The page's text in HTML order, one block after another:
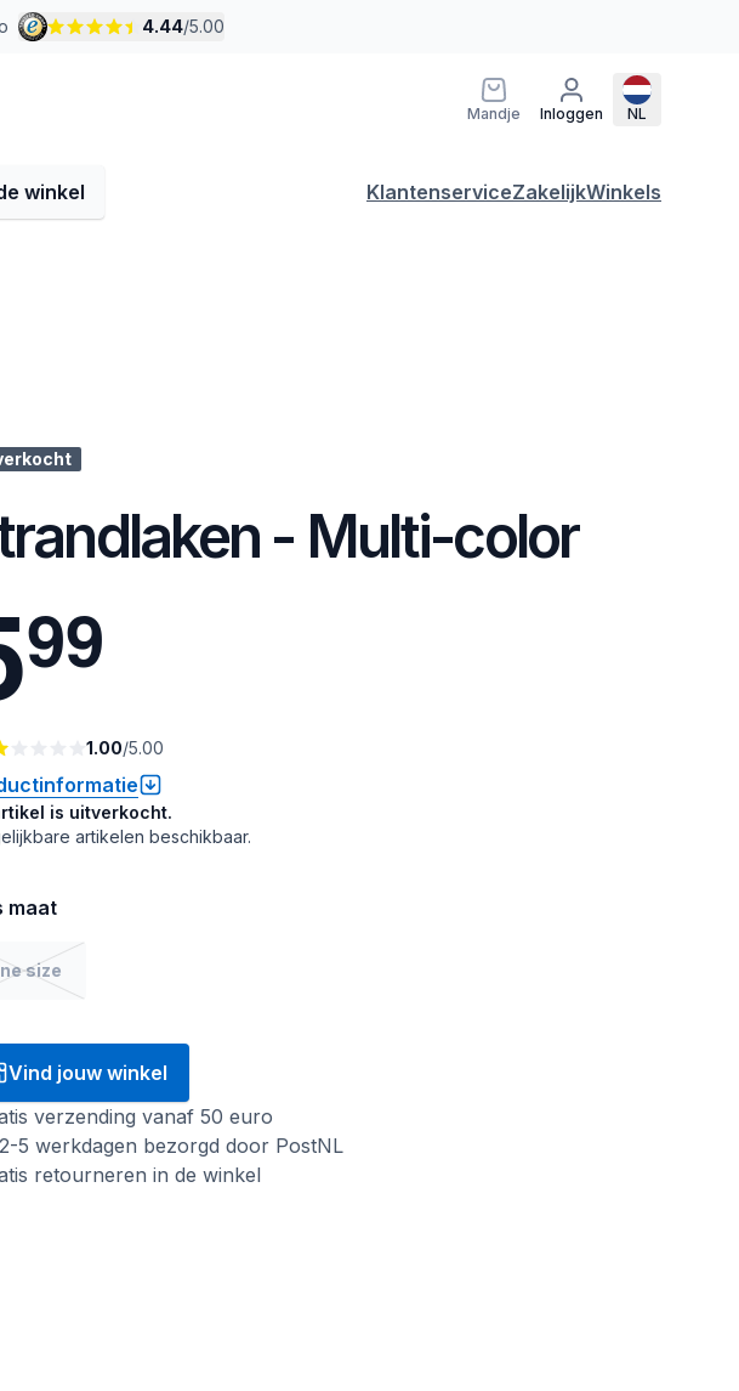
4.44/5.00
Mandje Inloggen NL
winkel KlantenserviceZakelijkWinkels
- Multi-color
99
1.00/5.00
is uitverkocht.
artikelen beschikbaar.
maat
size
Vind jouw winkel
verzending vanaf 50 euro
5 werkdagen bezorgd door PostNL
retourneren in de winkel